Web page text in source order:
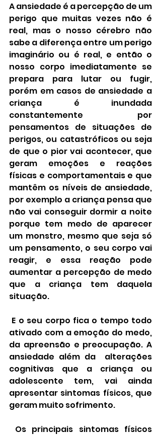
A ansiedade é a percepção de um
perigo que muitas vezes não é
real, mas o nosso cérebro não
sabe a diferença entre um perigo
imaginário ou é real, e então o
nosso corpo imediatamente se
prepara para lutar ou fugir,
porém em casos de ansiedade a
criança é inundada
constantemente por
pensamentos de situações de
perigos, ou catastróficos ou seja
de que o pior vai acontecer, que
geram emoções e reações
físicas e comportamentais e que
mantêm os níveis de ansiedade,
por exemplo a criança pensa que
não vai conseguir dormir a noite
porque tem medo de aparecer
um monstro, mesmo que seja só
um pensamento, o seu corpo vai
reagir, e essa reação pode
aumentar a percepção de medo
que a criança tem daquela
situação.
ativado com a emoção do medo,
da apreensão e preocupação. A
ansiedade além da  alterações
cognitivas que a criança ou
adolescente tem, vai ainda
apresentar sintomas físicos, que
geram muito sofrimento.